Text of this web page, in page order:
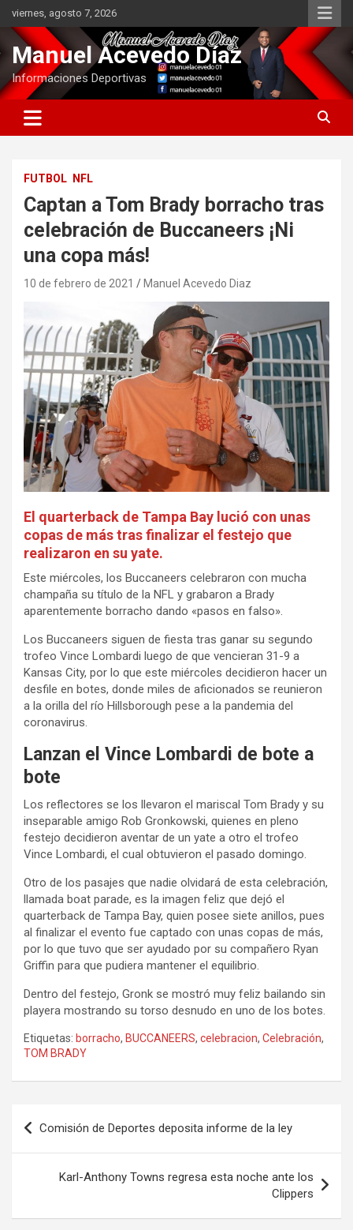
Saltar
contenido
viernes, agosto 7, 2026
Manuel Acevedo Díaz
Informaciones Deportivas
FUTBOL NFL
Captan a Tom Brady borracho tras
celebración de Buccaneers ¡Ni
una copa más!
10 de febrero de 2021 Manuel Acevedo Diaz
El quarterback de Tampa Bay lució con unas
copas de más tras finalizar el festejo que
realizaron en su yate.
Este miércoles, los Buccaneers celebraron con mucha
champaña su título de la NFL y grabaron a Brady
aparentemente borracho dando «pasos en falso».
Los Buccaneers siguen de fiesta tras ganar su segundo
trofeo Vince Lombardi luego de que vencieran 31-9 a
Kansas City, por lo que este miércoles decidieron hacer un
desfile en botes, donde miles de aficionados se reunieron
a la orilla del río Hillsborough pese a la pandemia del
coronavirus.
Lanzan el Vince Lombardi de bote a
bote
Los reflectores se los llevaron el mariscal Tom Brady y su
inseparable amigo Rob Gronkowski, quienes en pleno
festejo decidieron aventar de un yate a otro el trofeo
Vince Lombardi, el cual obtuvieron el pasado domingo.
Otro de los pasajes que nadie olvidará de esta celebración,
llamada boat parade, es la imagen feliz que dejó el
quarterback de Tampa Bay, quien posee siete anillos, pues
al finalizar el evento fue captado con unas copas de más,
por lo que tuvo que ser ayudado por su compañero Ryan
Griffin para que pudiera mantener el equilibrio.
Dentro del festejo, Gronk se mostró muy feliz bailando sin
playera mostrando su torso desnudo en uno de los botes.
Etiquetas: borracho, BUCCANEERS, celebracion, Celebración,
TOM BRADY
Navegación
de
entradas
Comisión de Deportes deposita informe de la ley
Karl-Anthony Towns regresa esta noche ante los
Clippers